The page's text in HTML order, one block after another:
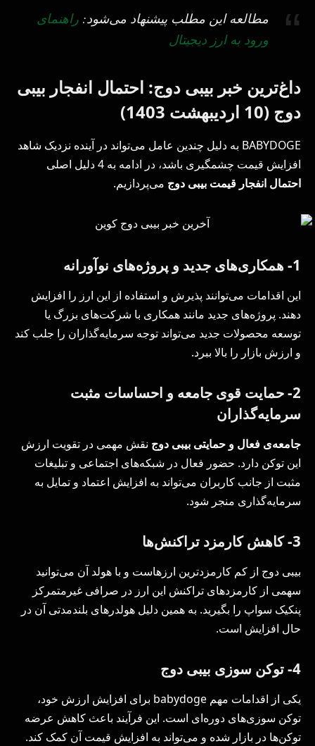
مطالعه این مطلب پیشنهاد می‌شود:راهنمای
ورود به ارز دیجیتال
داغ‌ترین خبر بیبی دوج: احتمال انفجار بیبی
دوج (10 اردیبهشت 1403)
BABYDOGE به دلیل چندین عامل می‌تواند در آینده نزدیک شاهد
افزایش قیمت چشمگیری باشد، در ادامه به 4 دلیل اصلی
احتمال انفجار قیمت بیبی دوج می‌پردازیم.
1- همکاری‌های جدید و پروژه‌های نوآورانه
این اقدامات می‌توانند پذیرش و استفاده از این ارز را افزایش
دهند. پروژه‌های جدید مانند همکاری با شرکت‌های بزرگ یا
توسعه محصولات جدید می‌تواند توجه سرمایه‌گذاران را جلب کند
و ارزش بازار را بالا ببرد.
2- حمایت قوی جامعه و احساسات مثبت
سرمایه‌گذاران
جامعه‌ی فعال و حمایتی بیبی دوج نقش مهمی در تقویت ارزش
این توکن دارد. حضور فعال در شبکه‌های اجتماعی و تبلیغات
مثبت از جانب کاربران می‌تواند به افزایش اعتماد و تمایل به
سرمایه‌گذاری منجر شود.
3- کاهش کارمزد تراکنش‌ها
بیبی دوج از کم کارمزدترین ارزهاست و با هولد آن می‌توانید
سهمی از کارمزدهای تراکنش این ارز در صرافی غیرمتمرکز
پنکیک سواپ را بگیرید. به همین دلیل هولدرهای بلندمدتی آن در
حال افزایش است.
4- توکن سوزی بیبی دوج
یکی از اقدامات مهم babydoge برای افزایش ارزش خود،
توکن سوزی‌های دوره‌ای است. این فرآیند باعث کاهش عرضه
توکن‌ها در بازار شده و می‌تواند به افزایش قیمت آن کمک کند.